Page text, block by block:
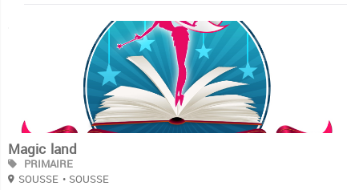
Magic land
PRIMAIRE
SOUSSE • SOUSSE